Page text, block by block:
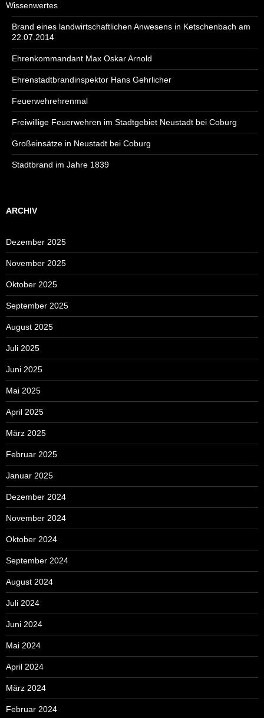
Wissenwertes
Brand eines landwirtschaftlichen Anwesens in Ketschenbach am
22.07.2014
Ehrenkommandant Max Oskar Arnold
Ehrenstadtbrandinspektor Hans Gehrlicher
Feuerwehrehrenmal
Freiwillige Feuerwehren im Stadtgebiet Neustadt bei Coburg
Großeinsätze in Neustadt bei Coburg
Stadtbrand im Jahre 1839
ARCHIV
Dezember 2025
November 2025
Oktober 2025
September 2025
August 2025
Juli 2025
Juni 2025
Mai 2025
April 2025
März 2025
Februar 2025
Januar 2025
Dezember 2024
November 2024
Oktober 2024
September 2024
August 2024
Juli 2024
Juni 2024
Mai 2024
April 2024
März 2024
Februar 2024